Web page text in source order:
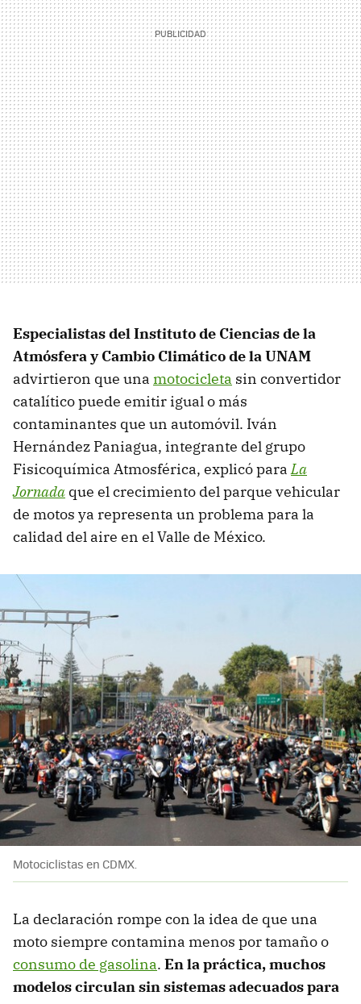
Especialistas del Instituto de Ciencias de la
Atmósfera y Cambio Climático de la UNAM
advirtieron que una motocicleta sin convertidor
catalítico puede emitir igual o más
contaminantes que un automóvil. Iván
Hernández Paniagua, integrante del grupo
Fisicoquímica Atmosférica, explicó paraLa
Jornada que el crecimiento del parque vehicular
de motos ya representa un problema para la
calidad del aire en el Valle de México.
Motociclistas en CDMX.
La declaración rompe con la idea de que una
moto siempre contamina menos por tamaño o
consumo de gasolina. En la práctica, muchos
modelos circulan sin sistemas adecuados para